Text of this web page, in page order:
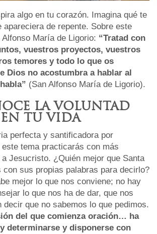
algo en tu corazón. Imagina qué te
de repente. Sobre este
María de Ligorio: “Tratad con
vuestros proyectos, vuestros
temores y todo lo que os
Dios no acostumbra a hablar al
(San Alfonso María de Ligorio).
LA VOLUNTAD
TU VIDA
perfecta y santificadora por
tema practicarás con más
Jesucristo. ¿Quién mejor que Santa
con sus propias palabras para decirlo?
mejor lo que nos conviene; no hay
lo que nos ha de dar, que nos
decir que no sabemos lo que pedimos.
del que comienza oración… ha
determinarse y disponerse con